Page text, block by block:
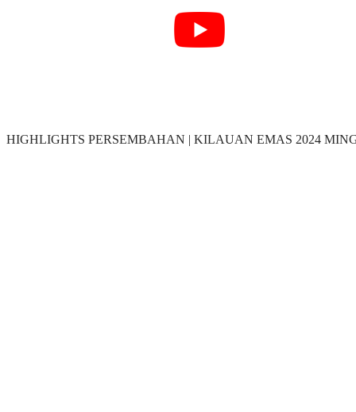
HIGHLIGHTS PERSEMBAHAN | KILAUAN EMAS 2024